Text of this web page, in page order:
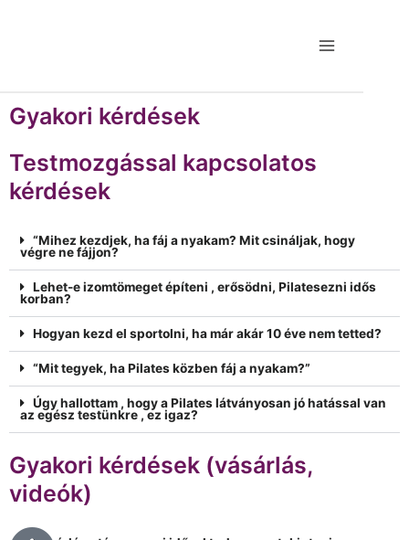
Gyakori kérdések
Testmozgással kapcsolatos
kérdések
“Mihez kezdjek, ha fáj a nyakam? Mit csináljak, hogy
végre ne fájjon?
Lehet-e izomtömeget építeni , erősödni, Pilatesezni idős
korban?
Hogyan kezd el sportolni, ha már akár 10 éve nem tetted?
“Mit tegyek, ha Pilates közben fáj a nyakam?”
Úgy hallottam , hogy a Pilates látványosan jó hatással van
az egész testünkre , ez igaz?
Gyakori kérdések (vásárlás,
videók)